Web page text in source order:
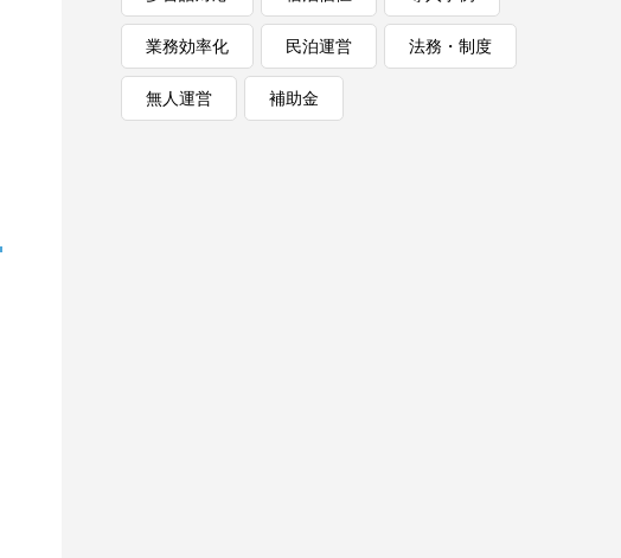
業務効率化 民泊運営 法務・制度
無人運営 補助金